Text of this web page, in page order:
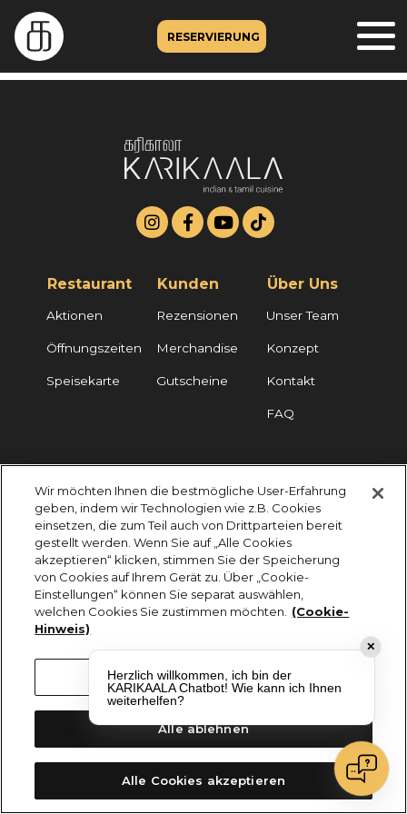
RESERVIERUNG
Restaurant
Aktionen
Öffnungszeiten
Speisekarte
Kunden
Rezensionen
Merchandise
Gutscheine
Über Uns
Unser Team
Konzept
Kontakt
FAQ
KARIKAALA ©2026 - Saily Food Service GmbH
Alle Rechte vorbehalten
✕
Herzlich willkommen, ich bin der
KARIKAALA Chatbot! Wie kann ich Ihnen
weiterhelfen?
Wir möchten Ihnen die bestmögliche User-Erfahrung
geben, indem wir Technologien wie z.B. Cookies
einsetzen, die zum Teil auch von Drittparteien bereit
gestellt werden. Wenn Sie auf „Alle Cookies
akzeptieren“ klicken, stimmen Sie der Speicherung
von Cookies auf Ihrem Gerät zu. Über „Cookie-
Einstellungen“ können Sie separat auswählen,
welchen Cookies Sie zustimmen möchten.
(Cookie-
Hinweis)
Cookie-Einstellungen
Alle ablehnen
Alle Cookies akzeptieren